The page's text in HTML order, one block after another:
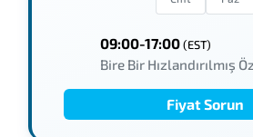
09:00-17:00(EST)
Bire Bir Hızlandırılmış
Fiyat Sorun